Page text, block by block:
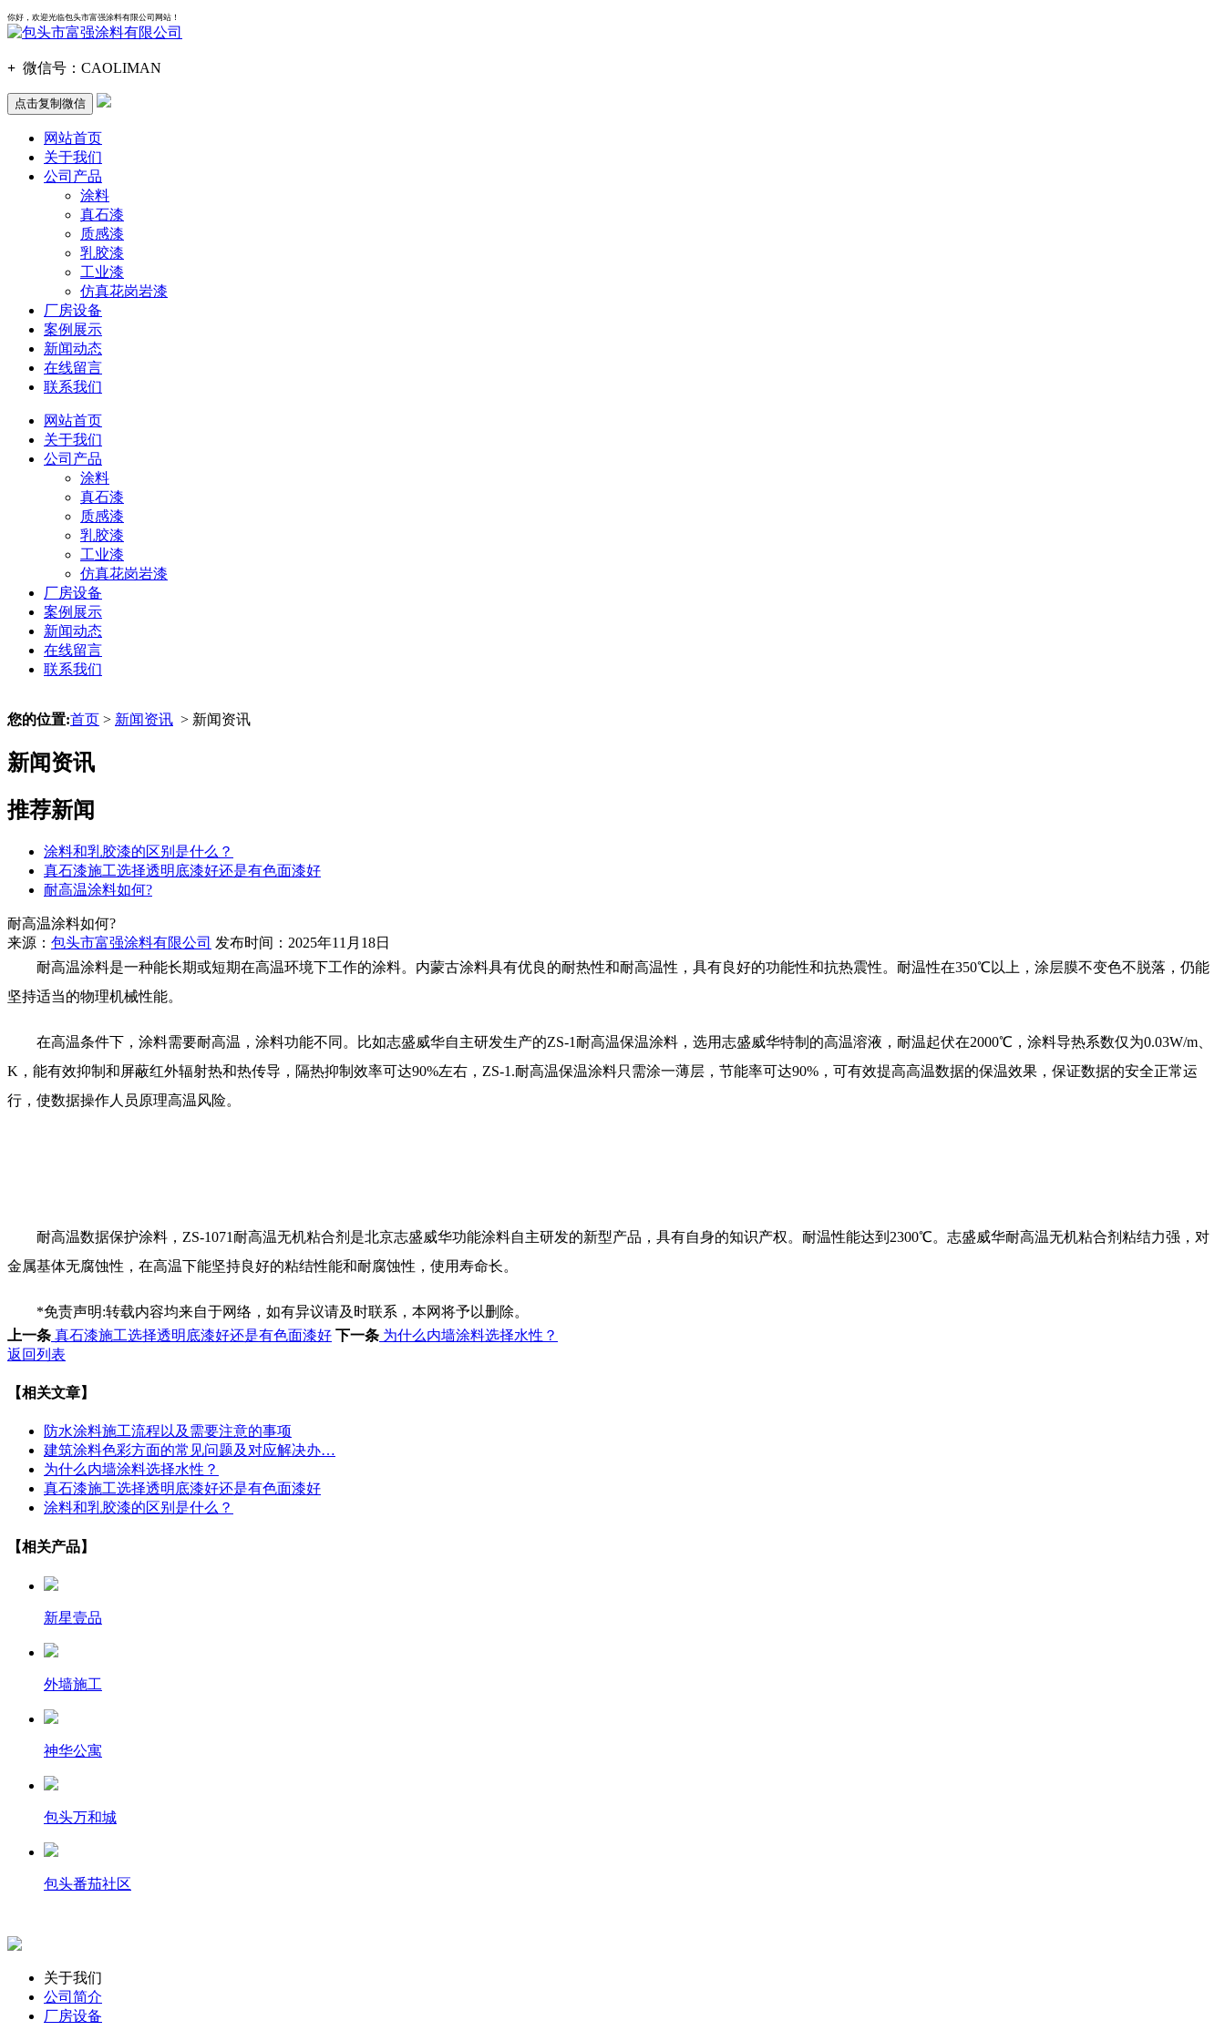
你好，欢迎光临包头市富强涂料有限公司网站！
+ 微信号： CAOLIMAN
点击复制微信
网站首页
关于我们
公司产品
涂料
真石漆
质感漆
乳胶漆
工业漆
仿真花岗岩漆
厂房设备
案例展示
新闻动态
在线留言
联系我们
网站首页
关于我们
公司产品
涂料
真石漆
质感漆
乳胶漆
工业漆
仿真花岗岩漆
厂房设备
案例展示
新闻动态
在线留言
联系我们
您的位置:首页 > 新闻资讯 > 新闻资讯
新闻资讯
推荐新闻
涂料和乳胶漆的区别是什么？
真石漆施工选择透明底漆好还是有色面漆好
耐高温涂料如何?
耐高温涂料如何?
来源： 包头市富强涂料有限公司 发布时间：2025年11月18日
耐高温涂料是一种能长期或短期在高温环境下工作的涂料。内蒙古涂料具有优良的耐热性和耐高温性，具有良好的功能性和抗热震性。耐温性在350℃以上，涂层膜不变色不脱落，仍能
坚持适当的物理机械性能。
在高温条件下，涂料需要耐高温，涂料功能不同。比如志盛威华自主研发生产的ZS-1耐高温保温涂料，选用志盛威华特制的高温溶液，耐温起伏在2000℃，涂料导热系数仅为0.03W/m、
K，能有效抑制和屏蔽红外辐射热和热传导，隔热抑制效率可达90%左右，ZS-1.耐高温保温涂料只需涂一薄层，节能率可达90%，可有效提高高温数据的保温效果，保证数据的安全正常运
行，使数据操作人员原理高温风险。
耐高温数据保护涂料，ZS-1071耐高温无机粘合剂是北京志盛威华功能涂料自主研发的新型产品，具有自身的知识产权。耐温性能达到2300℃。志盛威华耐高温无机粘合剂粘结力强，对
金属基体无腐蚀性，在高温下能坚持良好的粘结性能和耐腐蚀性，使用寿命长。
*免责声明:转载内容均来自于网络，如有异议请及时联系，本网将予以删除。
上一条 真石漆施工选择透明底漆好还是有色面漆好 下一条 为什么内墙涂料选择水性？
返回列表
【相关文章】
防水涂料施工流程以及需要注意的事项
建筑涂料色彩方面的常见问题及对应解决办…
为什么内墙涂料选择水性？
真石漆施工选择透明底漆好还是有色面漆好
涂料和乳胶漆的区别是什么？
【相关产品】
新星壹品
外墙施工
神华公寓
包头万和城
包头番茄社区
关于我们
公司简介
厂房设备